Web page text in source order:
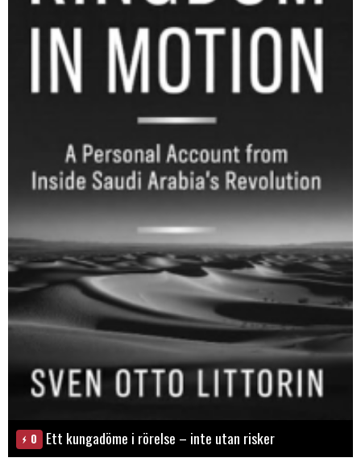
0 Ett kungadöme i rörelse – inte utan risker